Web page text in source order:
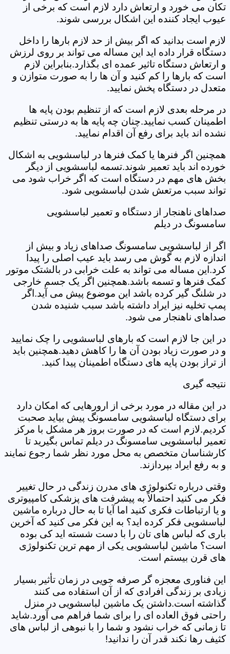
تکان می خورد و ارتعاش دارد لازم است که برخی از
عیوب ایجاد کننده این اشکال بررسی شوند.
لازم است بدانید که اگر بیش از حد لازم بارها را داخل
دستگاه قرار داده اید این مساله می تواند بر روی لرزش
و ارتعاش دستگاه تاثیر عمده ای بگذارد.بنابراین لازم
است که بارها را کم کنید و آن ها را به صورت متوازن و
متعدل در دستگاه پخش نمایید.
در مرحله بعدی لازم است که از تنظیم بودن پایه ها
اطمینان کسب نمایید.چنان چه پایه ها به درستی تنظیم
نشده اند باید برای رفع آن اقدام نمایید.
همچنین اگر فنرها یا کمک فنرها در لباسشویی به اشکال
خورده اند باید تعمیر شوند.تسمه لباسشویی از دیگر
بخش های مهم در دستگاه است که اگر خراب شود می
تواند سبب مرتعش شدن لباسشویی شود.
صداهای ناهنجار از دستگاه و تعمیر لباسشویی
سامسونگ در دیلم
اگر از لباسشویی سامسونگ صداهای زیاد و بیش از
اندازه لازم به گوش می رسد باید عیب اصلی را پیدا
کرد.این مساله می تواند به علت خرابی در بالشتک موتور
کمک فنرها و تسمه باشد.همچنین اگر یک جسم خارجی
در شلنگ گیر کرده باشد این موضوع پیش می آید.اگر
پمپ تخلیه نیز ایراد داشته باشد سبب شنیده شدن
صداهای ناهنجار می شود.
در این جا لازم است که بارهای لباسشویی را چک نمایید
و در صورت زیاد بودن آن ها را کاهش دهید.همچنین باید
از تراز بودن پایه های دستگاه اطمینان پیدا کنید.
نتیجه گیری
در این مقاله در مورد برخی از ارورهایی که امکان دارد
برای دستگاه لباسشویی سامسونگ پیش بیاید صحبت
کردیم.لازم است که در صورت بروز هر مشکل با مرکز
تعمیر لباسشویی سامسونگ در دیلم تماس بگیرید تا
کارشناسان متخصص به محل مورد نظر شما رجوع نمایند
و به رفع ایراد بپردازند.
وقتی درباره تکنولوژی های مدرن زندگی در حال تغییر
فکر می کنید احتمالاً به پیشرفت های پزشکی کامپیوتری
و یا ارتباطات فکری کنید اما آیا تا به حال درباره ماشین
لباسشویی فکر کرده اید؟ به این فکر می کنید که آخرین
باری که لباس های تان را با دست شسته اید کی بوده
است؟ ماشین لباسشویی یکی از مهم ترین تکنولوژی
های قرن بیستم است.
این فناوری معجزه گر صرفه جویی در زمان تأثیر بسیار
زیادی بر زندگی افرادی که از آن استفاده می کنند
گذاشته است.داشتن یک ماشین لباسشویی در منزل
راحتی فوق العاده ای را برای شما فراهم می آورد.شاید
تا زمانی که خراب نشود و شما را با نبوهی از لباس های
کثیف رها نکند قدر آن را ندانید!